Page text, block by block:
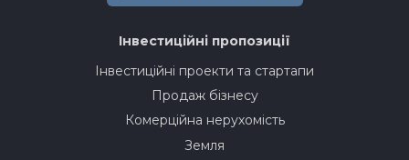
Інвестиційні пропозиції
Інвестиційні проекти та стартапи
Продаж бізнесу
Комерційна нерухомість
Земля